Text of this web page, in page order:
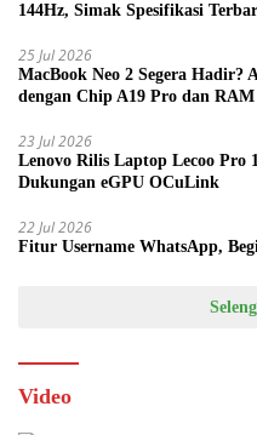
144Hz, Simak Spesifikasi
25 Jul 2026
MacBook Neo 2 Segera
dengan Chip A19 Pro dan
23 Jul 2026
Lenovo Rilis Laptop Lecoo Pro
Dukungan eGPU OCuLink
22 Jul 2026
Fitur Username WhatsApp,
Video